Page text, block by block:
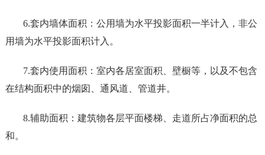
6.套内墙体面积：公用墙为水平投影面积一半计入，非公
用墙为水平投影面积计入。
7.套内使用面积：室内各居室面积、壁橱等，以及不包含
在结构面积中的烟囱、通风道、管道井。
8.辅助面积：建筑物各层平面楼梯、走道所占净面积的总
和。